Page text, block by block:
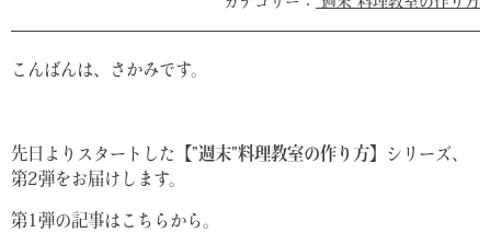
公式ブログ
こんばんは、さかみです。
先日よりスタートした 【”週末”料理教室の作り方】
シリーズ、
第2弾をお届けします。
第1弾の記事はこちらから。